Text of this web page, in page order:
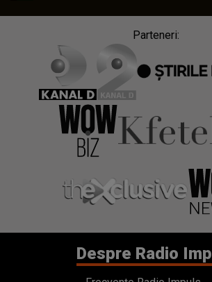
Parteneri:
Despre Radio